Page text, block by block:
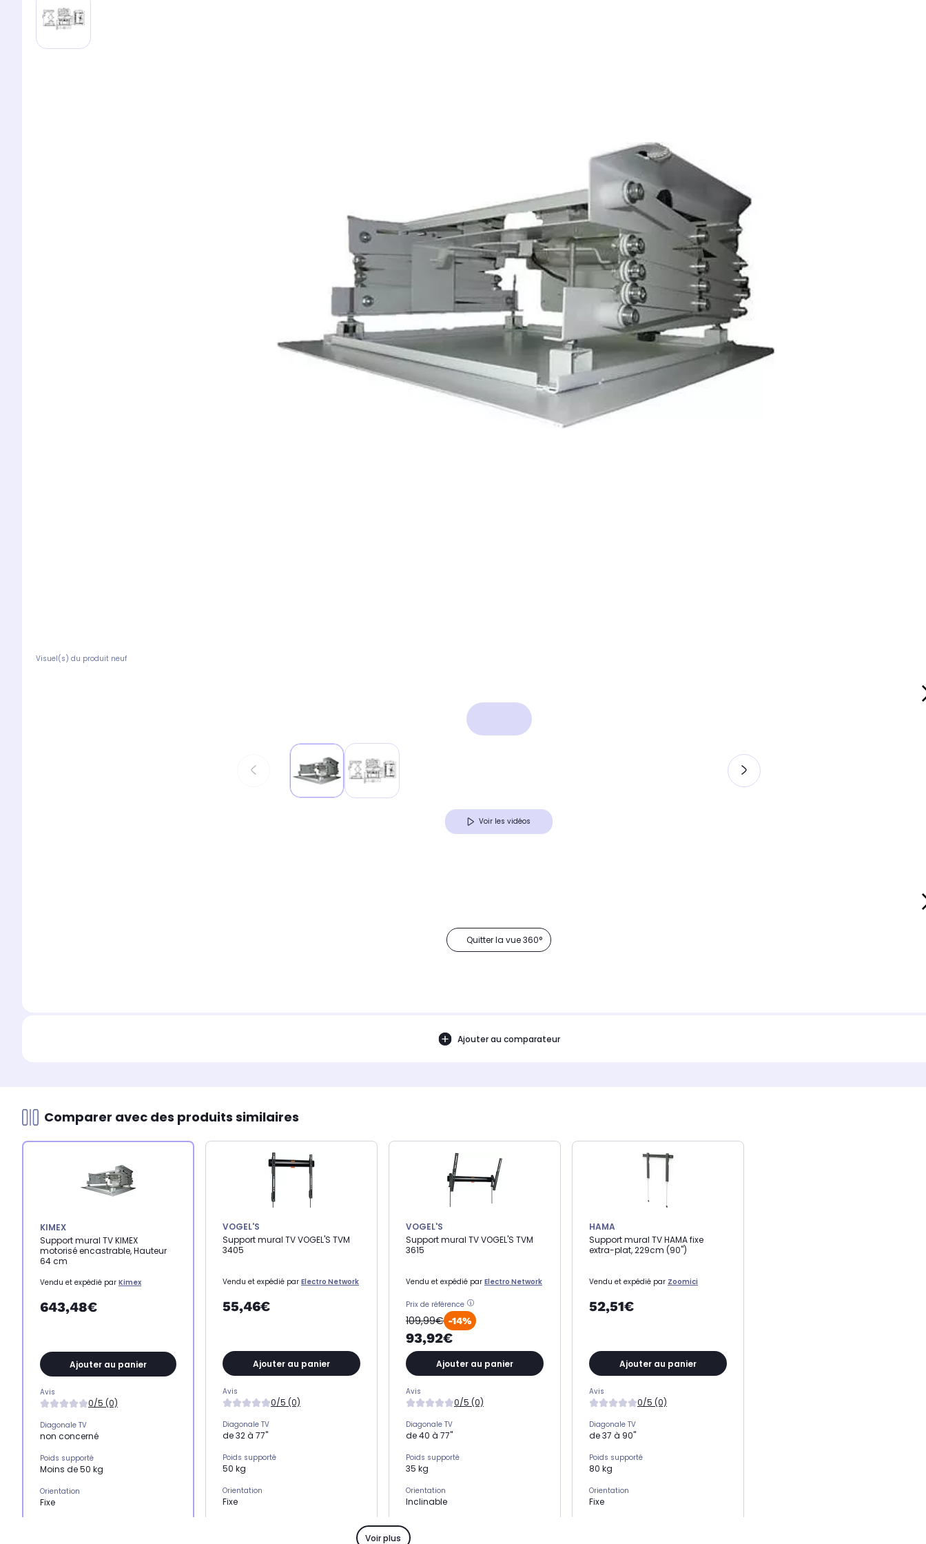
Visuel(s) du produit neuf
Voir les vidéos
Quitter la vue 360°
Ajouter au comparateur
Comparer avec des produits similaires
KIMEX
Support mural TV KIMEX
motorisé encastrable, Hauteur
64 cm
Vendu et expédié par Kimex
643,48€
Ajouter au panier
Avis
0/5 (0)
Diagonale TV
non concerné
Poids supporté
Moins de 50 kg
Orientation
Fixe
VOGEL'S
Support mural TV VOGEL'S TVM
3405
Vendu et expédié par Electro Network
55,46€
Ajouter au panier
Avis
0/5 (0)
Diagonale TV
de 32 à 77"
Poids supporté
50 kg
Orientation
Fixe
VOGEL'S
Support mural TV VOGEL'S TVM
3615
Vendu et expédié par Electro Network
Prix de référence
109,99€ -14%
93,92€
Ajouter au panier
Avis
0/5 (0)
Diagonale TV
de 40 à 77"
Poids supporté
35 kg
Orientation
Inclinable
Support mural TV
HAMA
Support mural TV HAMA fixe
extra-plat, 229cm (90")
Vendu et expédié par Zoomici
52,51€
Ajouter au panier
Avis
0/5 (0)
Diagonale TV
de 37 à 90"
Poids supporté
80 kg
Orientation
Fixe
Voir plus